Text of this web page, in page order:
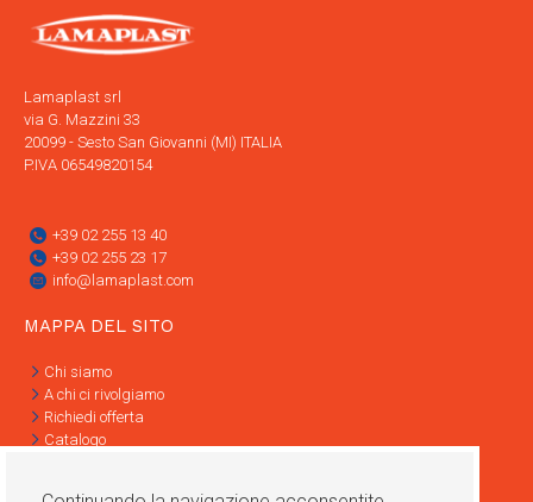
Lamaplast srl
via G. Mazzini 33
20099 - Sesto San Giovanni (MI) ITALIA
P.IVA 06549820154
+39 02 255 13 40
+39 02 255 23 17
info@lamaplast.com
MAPPA DEL SITO
Chi siamo
A chi ci rivolgiamo
Richiedi offerta
Catalogo